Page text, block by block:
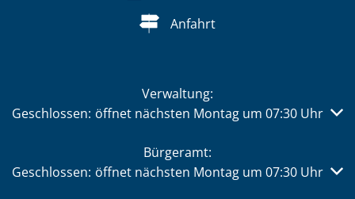
Anfahrt
Verwaltung:
Klicken, um weitere Öffnungs- oder Schließzeiten
Geschlossen: öffnet nächsten Montag um 07:30 Uhr
Bürgeramt:
Klicken, um weitere Öffnungs- oder Schließzeiten
Geschlossen: öffnet nächsten Montag um 07:30 Uhr